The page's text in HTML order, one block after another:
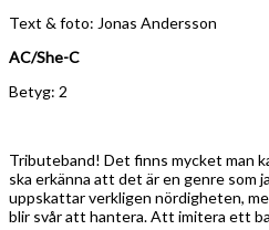
Text & foto: Jonas Andersson
AC/She-C
Betyg: 2
Tributeband! Det finns mycket man
ska erkänna att det är en genre som
uppskattar verkligen nördigheten,
blir svår att hantera. Att imitera ett